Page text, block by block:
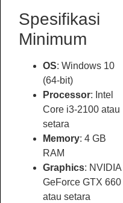
Spesifikasi
Minimum
OS: Windows 10
(64-bit)
Processor: Intel
Core i3-2100 atau
setara
Memory: 4 GB
RAM
Graphics: NVIDIA
GeForce GTX 660
atau setara